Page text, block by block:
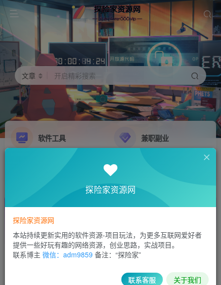
文章 开启精彩搜索
软件工具 兼职副业
精品源码
探险家资源网
探险家资源网
本站持续更新实用的软件资源-项目玩法，为更多互联网爱好者
提供一些好玩有趣的网络资源，创业思路，实战项目。
联系博主 微信：adm9859 备注：“探险家”
联系客服 关于我们